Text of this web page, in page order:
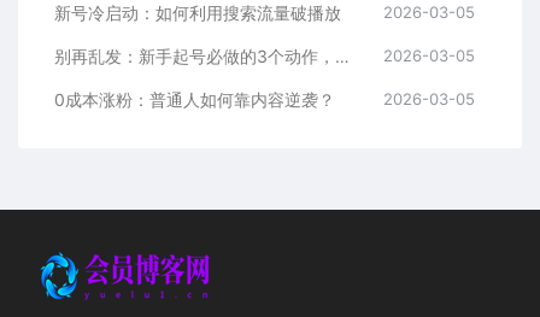
新号冷启动：如何利用搜索流量破播放 2026-03-05
别再乱发：新手起号必做的3个动作，解锁会员新媒体 2026-03-05
0成本涨粉：普通人如何靠内容逆袭？ 2026-03-05